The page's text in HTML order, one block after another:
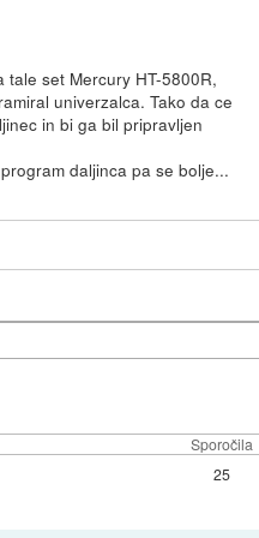
tale set Mercury HT-5800R,
univerzalca. Tako da ce
in bi ga bil pripravljen
daljinca pa se bolje...
Sporočila
25